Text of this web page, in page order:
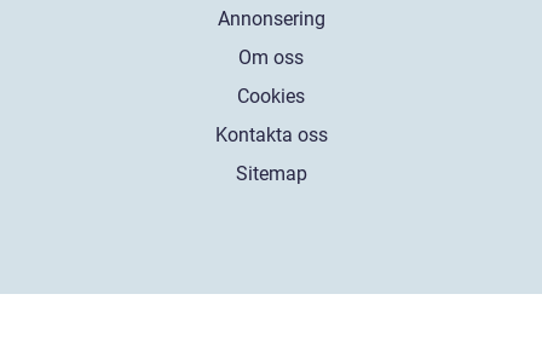
Annonsering
Om oss
Cookies
Kontakta oss
Sitemap